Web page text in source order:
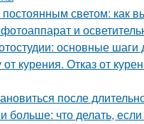
светом: как
и
основные
от курения. Отказ от
после
больше: что делать, если